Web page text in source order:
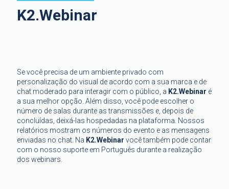
K2.Webinar
Se você precisa de um ambiente privado com
personalização do visual de acordo com a sua marca e de
chat moderado para interagir com o público, a K2.Webinar é
a sua melhor opção. Além disso, você pode escolher o
número de salas durante as transmissões e, depois de
concluídas, deixá-las hospedadas na plataforma. Nossos
relatórios mostram os números do evento e as mensagens
enviadas no chat. Na K2.Webinar você também pode contar
com o nosso suporte em Português durante a realização
dos webinars.